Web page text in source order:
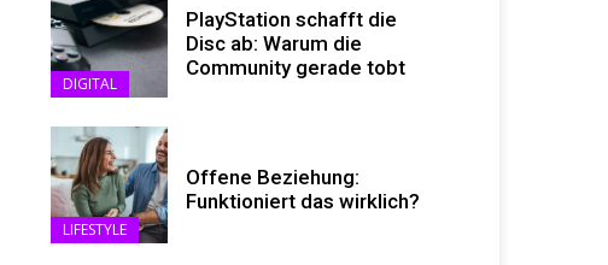
DIGITAL
PlayStation schafft die
Disc ab: Warum die
Community gerade tobt
LIFESTYLE
Offene Beziehung:
Funktioniert das wirklich?